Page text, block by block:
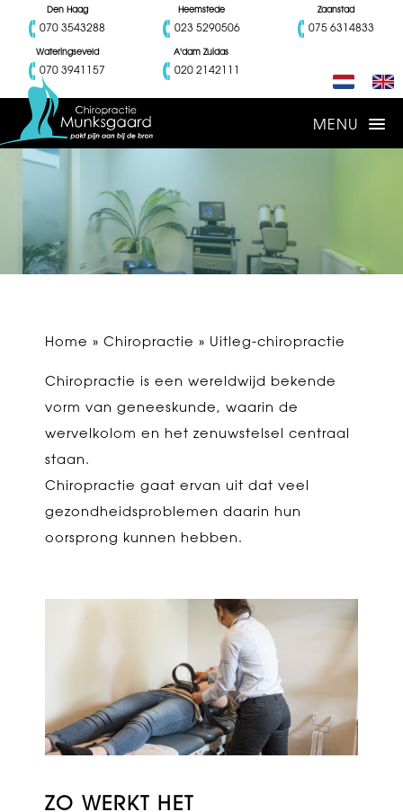
Den Haag
070 3543288
Heemstede
023 5290506
Zaanstad
075 6314833
Wateringseveld
070 3941157
A'dam Zuidas
020 2142111
Home » Chiropractie » Uitleg-chiropractie
Chiropractie is een wereldwijd bekende
vorm van geneeskunde, waarin de
wervelkolom en het zenuwstelsel centraal
staan.
Chiropractie gaat ervan uit dat veel
gezondheidsproblemen daarin hun
oorsprong kunnen hebben.
ZO WERKT HET